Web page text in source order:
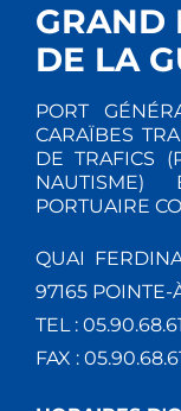
GRAND
DE LA
PORT
CARAÏBES
DE TRAFICS
PORTUAIRE
QUAI
97165 POINTE-
TEL :
FAX :